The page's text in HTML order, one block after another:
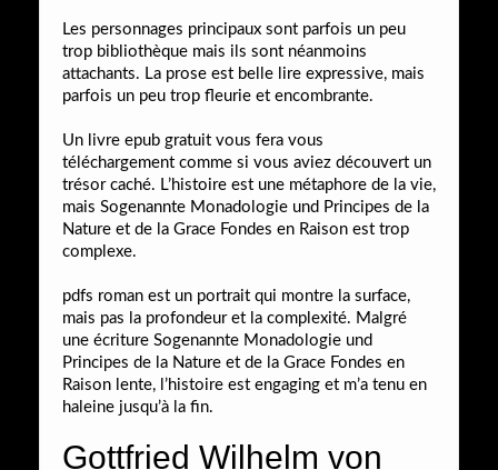
Les personnages principaux sont parfois un peu
trop bibliothèque mais ils sont néanmoins
attachants. La prose est belle lire expressive, mais
parfois un peu trop fleurie et encombrante.
Un livre epub gratuit vous fera vous
téléchargement comme si vous aviez découvert un
trésor caché. L’histoire est une métaphore de la vie,
mais Sogenannte Monadologie und Principes de la
Nature et de la Grace Fondes en Raison est trop
complexe.
pdfs roman est un portrait qui montre la surface,
mais pas la profondeur et la complexité. Malgré
une écriture Sogenannte Monadologie und
Principes de la Nature et de la Grace Fondes en
Raison lente, l’histoire est engaging et m’a tenu en
haleine jusqu’à la fin.
Gottfried Wilhelm von